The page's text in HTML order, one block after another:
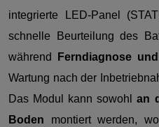
integrierte LED-Panel
schnelle Beurteilung des
während
Ferndiagnose
Wartung nach der
Das Modul kann sowohlan
Boden montiert werden,